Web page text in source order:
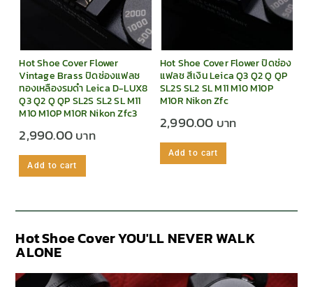
Hot Shoe Cover Flower
Vintage Brass ปิดช่องแฟลช
ทองเหลืองรมดำ Leica D-LUX8
Q3 Q2 Q QP SL2S SL2 SL M11
M10 M10P M10R Nikon Zfc3
2,990.00
Add to cart
Hot Shoe Cover Flower ปิดช่อง
แฟลช สีเงิน Leica Q3 Q2 Q QP
SL2S SL2 SL M11 M10 M10P
M10R Nikon Zfc
2,990.00
Add to cart
Hot Shoe Cover YOU'LL NEVER WALK
ALONE